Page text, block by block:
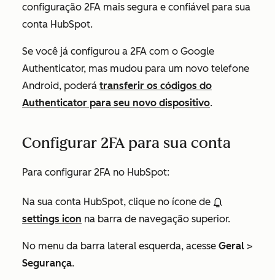
configuração 2FA mais segura e confiável para sua
conta HubSpot.
Se você já configurou a 2FA com o Google
Authenticator, mas mudou para um novo telefone
Android, poderá transferir os códigos do
Authenticator para seu novo dispositivo.
Configurar 2FA para sua conta
Para configurar 2FA no HubSpot:
Na sua conta HubSpot, clique no ícone de
settings icon na barra de navegação superior.
No menu da barra lateral esquerda, acesse Geral >
Segurança.